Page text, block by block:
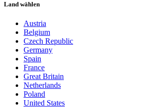
Land wählen
Austria
Belgium
Czech Republic
Germany
Spain
France
Great Britain
Netherlands
Poland
United States